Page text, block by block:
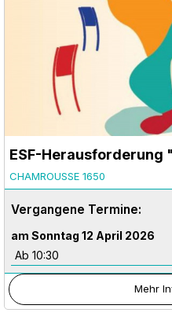
ESF-Herausforderung
CHAMROUSSE 1650
Vergangene Termine:
am Sonntag 12 April 2026
Ab 10:30
Mehr